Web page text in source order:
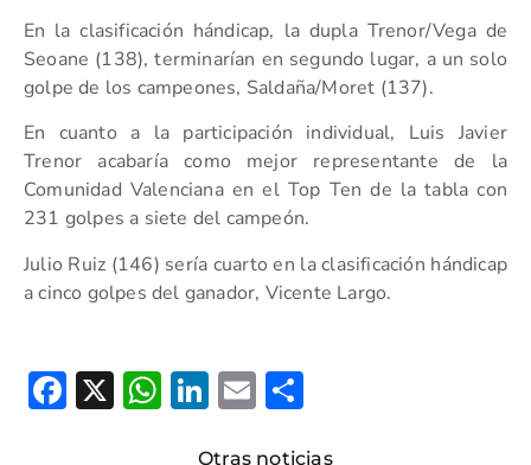
En la clasificación hándicap, la dupla Trenor/Vega de
Seoane (138), terminarían en segundo lugar, a un solo
golpe de los campeones, Saldaña/Moret (137).
En cuanto a la participación individual, Luis Javier
Trenor acabaría como mejor representante de la
Comunidad Valenciana en el Top Ten de la tabla con
231 golpes a siete del campeón.
Julio Ruiz (146) sería cuarto en la clasificación hándicap
a cinco golpes del ganador, Vicente Largo.
Facebook
X WhatsApp
LinkedIn
Email
Otras noticias